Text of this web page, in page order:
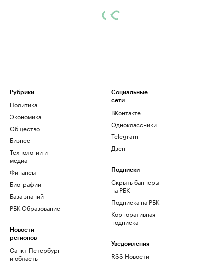
Рубрики
Политика
Экономика
Общество
Бизнес
Технологии и
медиа
Финансы
Биографии
База знаний
РБК Образование
Новости
регионов
Санкт-Петербург
и область
Социальные
сети
ВКонтакте
Одноклассники
Telegram
Дзен
Подписки
Скрыть баннеры
на РБК
Подписка на РБК
Корпоративная
подписка
Уведомления
RSS Новости